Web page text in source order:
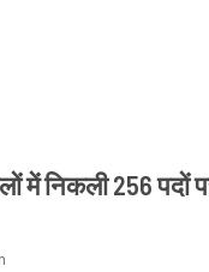
में निकली 256 पदों